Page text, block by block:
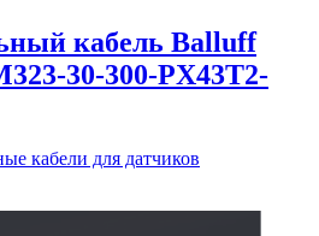
кабель Balluff
30-300-PX43T2-
кабели для датчиков